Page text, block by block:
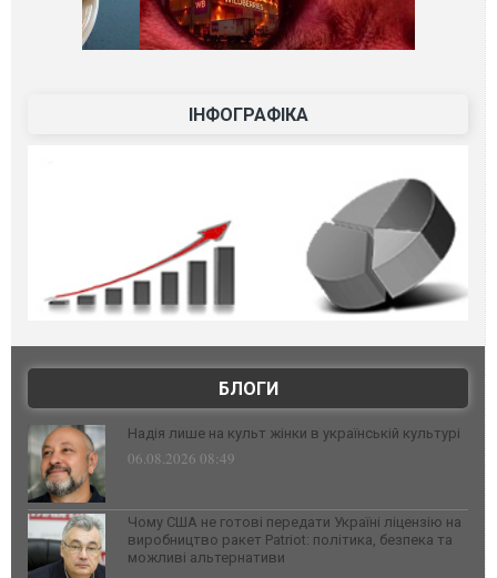
ІНФОГРАФІКА
БЛОГИ
Надія лише на культ жінки в українській культурі
06.08.2026 08:49
Чому США не готові передати Україні ліцензію на
виробництво ракет Patriot: політика, безпека та
можливі альтернативи